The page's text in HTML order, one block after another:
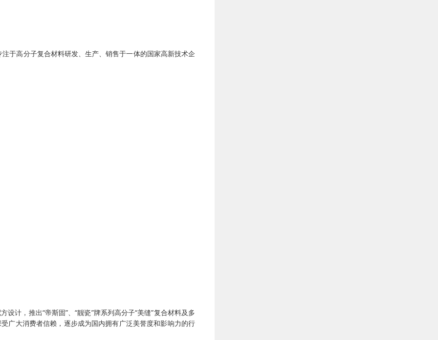
于高分子复合材料研发、生产、销售于一体的国家高新技术企
计，推出“帝斯固”、“靓瓷”牌系列高分子“美缝”复合材料及多
广大消费者信赖，逐步成为国内拥有广泛美誉度和影响力的行